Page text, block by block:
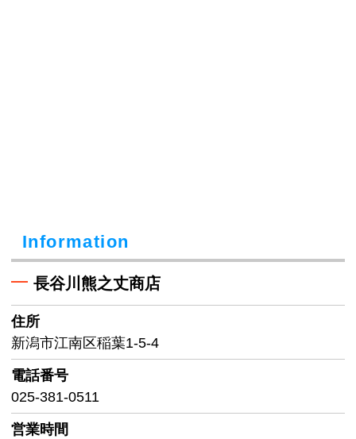
Information
長谷川熊之丈商店
住所
新潟市江南区稲葉1-5-4
電話番号
025-381-0511
営業時間